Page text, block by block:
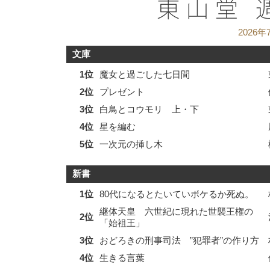
2026年
文庫
1位
魔女と過ごした七日間
2位
プレゼント
3位
白鳥とコウモリ 上・下
4位 星を編む
5位 一次元の挿し木
新書
1位 80代になるとたいていボケるか死ぬ。
2位
継体天皇 六世紀に現れた世襲王権の
「始祖王」
3位 おどろきの刑事司法 ”犯罪者”の作り方
4位 生きる言葉